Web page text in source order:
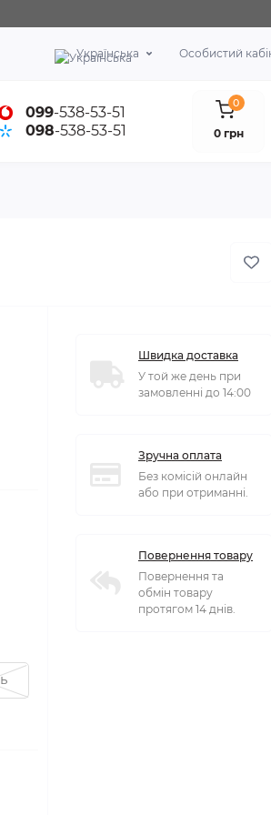
Українська Особистий
099-538-53-51
098-538-53-51
0
0 грн
Швидка доставка
У той же день при
замовленні до 14:00
Зручна оплата
Без комісій онлайн
або при отриманні.
Повернення товару
Повернення та
обмін товару
протягом 14 днів.